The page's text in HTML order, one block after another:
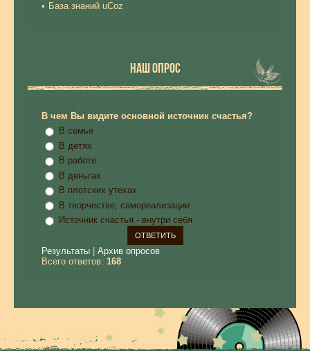
База знаний uCoz
НАШ ОПРОС
В чем Вы видите основной источник счастья?
В семье
В детях
В работе
В деньгах
В плотских утехах
В творчестве, самореализации
Источник счастья - внутри себя
Результаты
Архив опросов
Всего ответов: 168